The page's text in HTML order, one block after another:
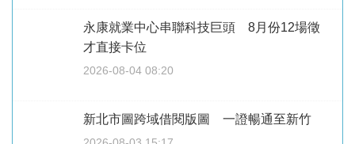
永康就業中心串聯科技巨頭 8月份12場徵
才直接卡位
2026-08-04 08:20
新北市圖跨域借閱版圖 一證暢通至新竹